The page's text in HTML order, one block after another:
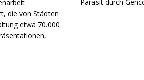
die von Städten
etwa 70.000